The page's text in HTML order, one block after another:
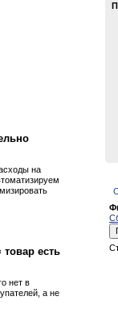
на
товар есть
нет в
а не